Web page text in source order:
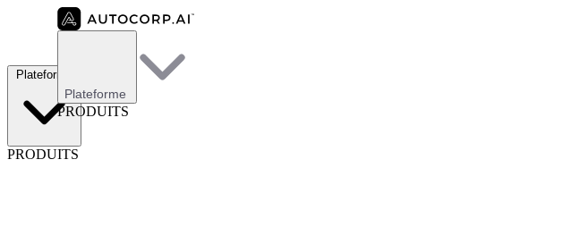
Plateforme
PRODUITS
Plateforme
PRODUITS